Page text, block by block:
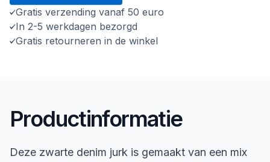
Gratis verzending vanaf 50 euro
In 2-5 werkdagen bezorgd
Gratis retourneren in de winkel
Productinformatie
Deze zwarte denim jurk is gemaakt van een mix